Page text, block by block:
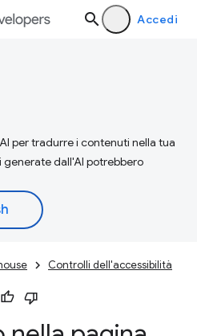
Accedi
per tradurre i contenuti nella tua
dall'AI potrebbero
Controlli dell'accessibilità